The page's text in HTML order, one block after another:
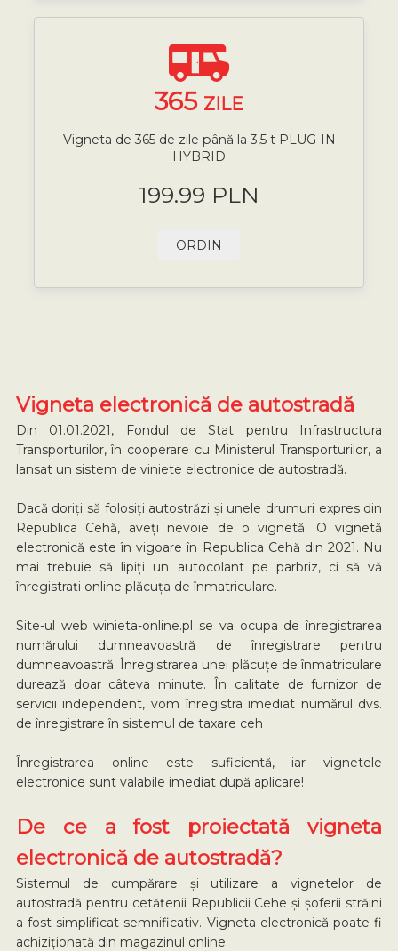
365 ZILE
Vigneta de 365 de zile până la 3,5 t PLUG-IN
HYBRID
199.99 PLN
ORDIN
Vigneta electronică de autostradă
Din 01.01.2021, Fondul de Stat pentru Infrastructura
Transporturilor, în cooperare cu Ministerul Transporturilor, a
lansat un sistem de viniete electronice de autostradă.
Dacă doriți să folosiți autostrăzi și unele drumuri expres din
Republica Cehă, aveți nevoie de o vignetă. O vignetă
electronică este în vigoare în Republica Cehă din 2021. Nu
mai trebuie să lipiți un autocolant pe parbriz, ci să vă
înregistrați online plăcuța de înmatriculare.
Site-ul web winieta-online.pl se va ocupa de înregistrarea
numărului dumneavoastră de înregistrare pentru
dumneavoastră. Înregistrarea unei plăcuțe de înmatriculare
durează doar câteva minute. În calitate de furnizor de
servicii independent, vom înregistra imediat numărul dvs.
de înregistrare în sistemul de taxare ceh
Înregistrarea online este suficientă, iar vignetele
electronice sunt valabile imediat după aplicare!
De ce a fost proiectată vigneta
electronică de autostradă?
Sistemul de cumpărare și utilizare a vignetelor de
autostradă pentru cetățenii Republicii Cehe și șoferii străini
a fost simplificat semnificativ. Vigneta electronică poate fi
achiziționată din magazinul online.